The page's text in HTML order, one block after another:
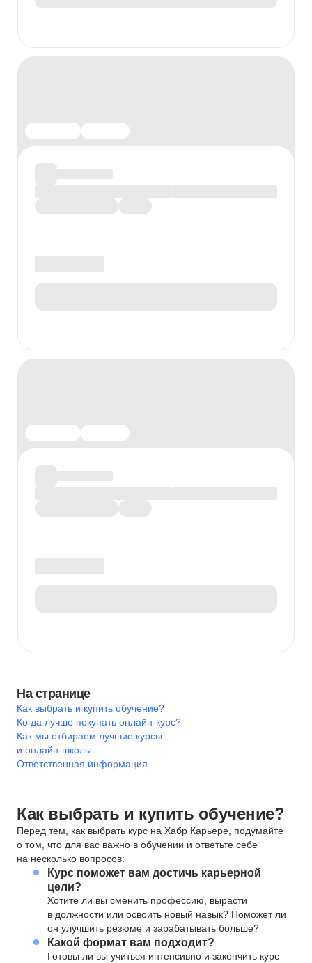
На странице
Как выбрать и купить обучение?
Когда лучше покупать онлайн-курс?
Как мы отбираем лучшие курсы
и онлайн-школы
Ответственная информация
Как выбрать и купить обучение?
Перед тем, как выбрать курс на Хабр Карьере, подумайте
о том, что для вас важно в обучении и ответьте себе
на несколько вопросов:
Курс поможет вам достичь карьерной
цели?
Хотите ли вы сменить профессию, вырасти
в должности или освоить новый навык? Поможет ли
он улучшить резюме и зарабатывать больше?
Какой формат вам подходит?
Готовы ли вы учиться интенсивно и закончить курс